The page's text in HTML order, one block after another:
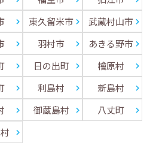
東久留米市
武蔵村山市
羽村市
あきる野市
日の出町
檜原村
利島村
新島村
御蔵島村
八丈町